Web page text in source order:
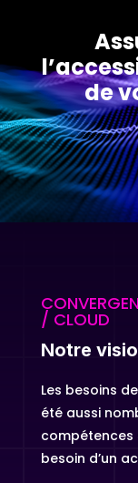
de
/ CLOUD
Notre
Les besoins
été aussi
compétences
besoin d’un